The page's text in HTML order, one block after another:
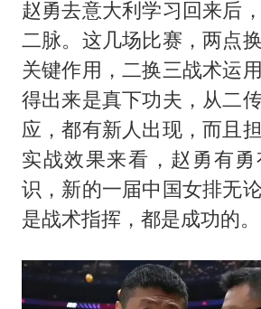
赵勇去意大利学习回来后
二脉。这几场比赛，两点
关键作用，二换三战术运
得出来是真下功夫，从二
应，都有新人出现，而且
实战效果来看，赵勇有
识，新的一届中国女排无
是战术指挥，都是成功的。